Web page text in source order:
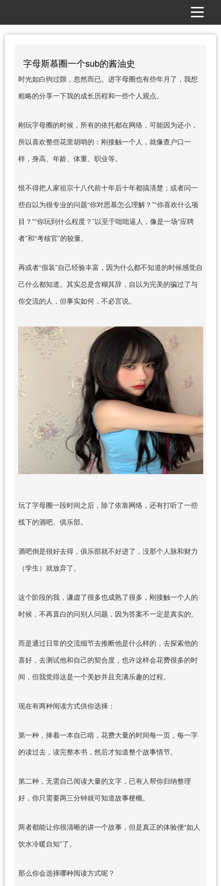
字母斯慕圈一个sub的酱油史
时光如白驹过隙，忽然而已。进字母圈也有些年月了，我想
粗略的分享一下我的成长历程和一些个人观点。
刚玩字母圈的时候，所有的依托都在网络，可能因为还小，
所以喜欢整些花里胡哨的：刚接触一个人，就像查户口一
样，身高、年龄、体重、职业等。
恨不得把人家祖宗十八代前十年后十年都搞清楚；或者问一
些自以为很专业的问题“你对思慕怎么理解？”“你喜欢什么项
目？”“你玩到什么程度？”以至于咄咄逼人，像是一场“应聘
者”和“考核官”的较量。
再或者“假装”自己经验丰富，因为什么都不知道的时候感觉自
己什么都知道。其实总是含糊其辞，自以为完美的骗过了与
你交流的人，但事实如何，不必言说。
玩了字母圈一段时间之后，除了依靠网络，还有打听了一些
线下的酒吧、俱乐部。
酒吧倒是很好去得，俱乐部就不好进了，没那个人脉和财力
（学生）就放弃了。
这个阶段的我，谦虚了很多也成熟了很多，刚接触一个人的
时候，不再直白的问别人问题，因为答案不一定是真实的。
而是通过日常的交流细节去推断他是什么样的，去探索他的
喜好，去测试他和自己的契合度，也许这样会花费很多的时
间，但我觉得这是一个美妙并且充满乐趣的过程。
现在有两种阅读方式供你选择：
第一种，捧着一本自己啃，花费大量的时间每一页，每一字
的读过去，读完整本书，然后才知道整个故事情节。
第二种，无需自己阅读大量的文字，已有人帮你归纳整理
好，你只需要两三分钟就可知道故事梗概。
两者都能让你很清晰的讲一个故事，但是真正的体验便“如人
饮水冷暖自知”了。
那么你会选择哪种阅读方式呢？